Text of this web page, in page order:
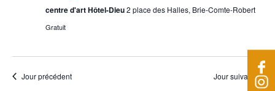
centre d'art Hôtel-Dieu2 place des Halles, Brie-Comte-Robert
Gratuit
Jour précédent Jour suivant